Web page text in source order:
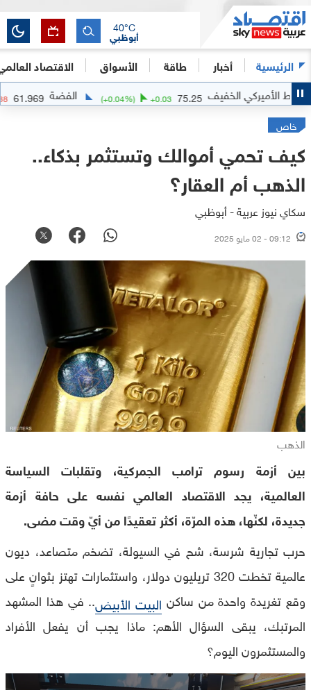
الرئيسية أخبار طاقة الأسواق الاقتصاد
أبوظبي
40°C
الخفيف 75.25
+0.03
(+ 0.04%) الفضة 61.969
-0.1088
%)
خاص
كيف تحمي أموالك وتستثمر بذكاء..
الذهب أم العقار؟
سكاي نيوز عربية - أبوظبي
09:12 - 02 مايو 2025
الذهب
بين أزمة رسوم ترامب الجمركية، وتقلبات السياسة
العالمية، يجد الاقتصاد العالمي نفسه على حافة أزمة
جديدة، لكنّها، هذه المرّة، أكثر تعقيدًا من أيّ وقت مضى.
حرب تجارية شرسة، شح في السيولة، تضخم متصاعد، ديون
عالمية تخطت 320 تريليون دولار، واستثمارات تهتز بثوانٍ على
وقع تغريدة واحدة من ساكن البيت الأبيض.. في هذا المشهد
المرتبك، يبقى السؤال الأهم: ماذا يجب أن يفعل الأفراد
والمستثمرون اليوم؟